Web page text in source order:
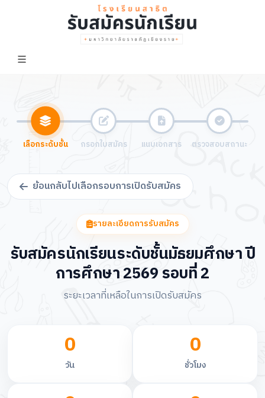
เลือกระดับชั้น กรอกใบสมัคร แนบเอกสาร ตรวจสอบสถานะ
ย้อนกลับไปเลือกรอบการเปิดรับสมัคร
รายละเอียดการรับสมัคร
รับสมัครนักเรียนระดับชั้นมัธยมศึกษา ปี
การศึกษา 2569 รอบที่ 2
ระยะเวลาที่เหลือในการเปิดรับสมัคร
0
วัน
0
ชั่วโมง